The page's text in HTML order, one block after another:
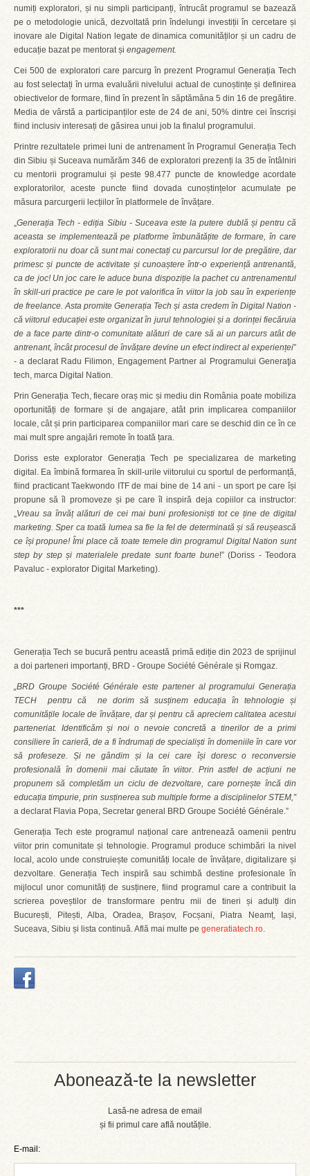
Abonează-te la newsletter
Lasă-ne adresa de email
și fii primul care află noutățile.
E-mail:
numiți exploratori, și nu simpli participanți, întrucât programul se bazează
pe o metodologie unică, dezvoltată prin îndelungi investiții în cercetare și
inovare ale Digital Nation legate de dinamica comunităților și un cadru de
educație bazat pe mentorat și engagement.
Cei 500 de exploratori care parcurg în prezent Programul Generația Tech
au fost selectați în urma evaluării nivelului actual de cunoștințe și definirea
obiectivelor de formare, fiind în prezent în săptămâna 5 din 16 de pregătire.
Media de vârstă a participanților este de 24 de ani, 50% dintre cei înscriși
fiind inclusiv interesați de găsirea unui job la finalul programului.
Printre rezultatele primei luni de antrenament în Programul Generația Tech
din Sibiu și Suceava numărăm 346 de exploratori prezenți la 35 de întâlniri
cu mentorii programului și peste 98.477 puncte de knowledge acordate
exploratorilor, aceste puncte fiind dovada cunoștințelor acumulate pe
măsura parcurgerii lecțiilor în platformele de învățare.
„Generația Tech - ediția Sibiu - Suceava este la putere dublă și pentru că
aceasta se implementează pe platforme îmbunătățite de formare, în care
exploratorii nu doar că sunt mai conectați cu parcursul lor de pregătire, dar
primesc și puncte de activitate și cunoaștere într-o experiență antrenantă,
ca de joc! Un joc care le aduce buna dispoziție la pachet cu antrenamentul
în skill-uri practice pe care le pot valorifica în viitor la job sau în experiențe
de freelance. Asta promite Generația Tech și asta credem în Digital Nation -
că viitorul educației este organizat în jurul tehnologiei și a dorinței fiecăruia
de a face parte dintr-o comunitate alături de care să ai un parcurs atât de
antrenant, încât procesul de învățare devine un efect indirect al experienței”
- a declarat Radu Filimon, Engagement Partner al Programului Generaţia
tech, marca Digital Nation.
Prin Generația Tech, fiecare oraș mic și mediu din România poate mobiliza
oportunități de formare și de angajare, atât prin implicarea companiilor
locale, cât și prin participarea companiilor mari care se deschid din ce în ce
mai mult spre angajări remote în toată țara.
Doriss este explorator Generația Tech pe specializarea de marketing
digital. Ea îmbină formarea în skill-urile viitorului cu sportul de performanță,
fiind practicant Taekwondo ITF de mai bine de 14 ani - un sport pe care își
propune să îl promoveze și pe care îl inspiră deja copiilor ca instructor:
„Vreau sa învăț alături de cei mai buni profesioniști tot ce ține de digital
marketing. Sper ca toată lumea sa fie la fel de determinată și să reușească
ce își propune! Îmi place că toate temele din programul Digital Nation sunt
step by step și materialele predate sunt foarte bune!” (Doriss - Teodora
Pavaluc - explorator Digital Marketing).
***
Generația Tech se bucură pentru această primă ediție din 2023 de sprijinul
a doi parteneri importanți, BRD - Groupe Société Générale și Romgaz.
„BRD Groupe Société Générale este partener al programului Generația
TECH pentru că ne dorim să susținem educația în tehnologie și
comunitățile locale de învățare, dar și pentru că apreciem calitatea acestui
parteneriat. Identificăm și noi o nevoie concretă a tinerilor de a primi
consiliere în carieră, de a fi îndrumați de specialiști în domeniile în care vor
să profeseze. Și ne gândim și la cei care își doresc o reconversie
profesională în domenii mai căutate în viitor. Prin astfel de acțiuni ne
propunem să completăm un ciclu de dezvoltare, care pornește încă din
educația timpurie, prin susținerea sub multiple forme a disciplinelor STEM,”
a declarat Flavia Popa, Secretar general BRD Groupe Société Générale.”
Generația Tech este programul național care antrenează oamenii pentru
viitor prin comunitate și tehnologie. Programul produce schimbări la nivel
local, acolo unde construiește comunități locale de învățare, digitalizare și
dezvoltare. Generația Tech inspiră sau schimbă destine profesionale în
mijlocul unor comunități de susținere, fiind programul care a contribuit la
scrierea poveștilor de transformare pentru mii de tineri și adulți din
București, Pitești, Alba, Oradea, Brașov, Focșani, Piatra Neamț, Iași,
Suceava, Sibiu și lista continuă. Află mai multe pe generatiatech.ro.